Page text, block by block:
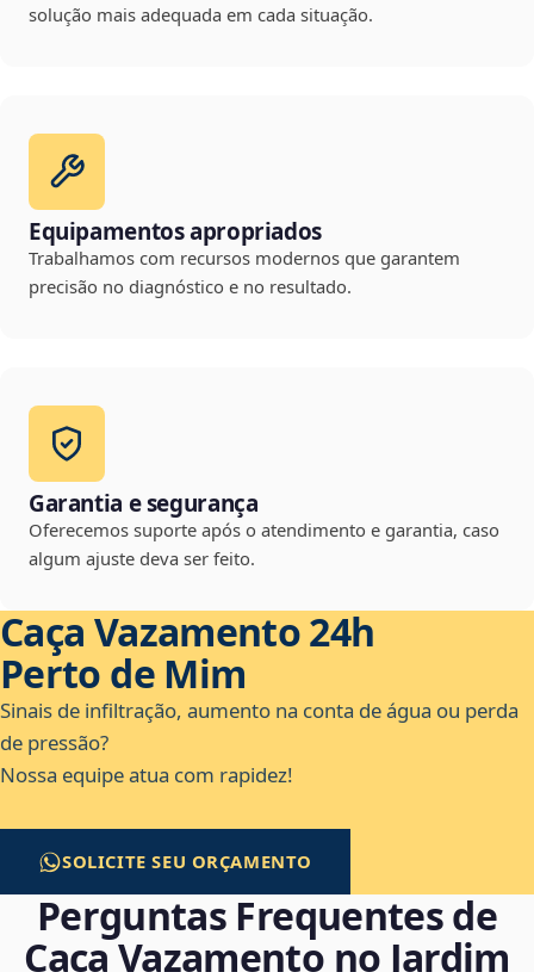
solução mais adequada em cada situação.
Equipamentos apropriados
Trabalhamos com recursos modernos que garantem
precisão no diagnóstico e no resultado.
Garantia e segurança
Oferecemos suporte após o atendimento e garantia, caso
algum ajuste deva ser feito.
Caça Vazamento 24h
Perto de Mim
Sinais de infiltração, aumento na conta de água ou perda
de pressão?
Nossa equipe atua com rapidez!
SOLICITE SEU ORÇAMENTO
Perguntas Frequentes de
Caça Vazamento no Jardim